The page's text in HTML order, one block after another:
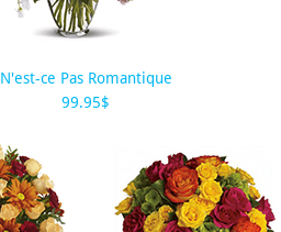
N'est-ce Pas Romantique
99.95$